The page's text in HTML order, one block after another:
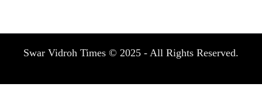
Swar Vidroh Times © 2025 - All Rights Reserved.